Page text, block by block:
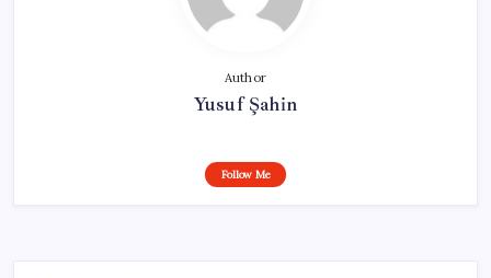
Author
Yusuf Şahin
Follow Me